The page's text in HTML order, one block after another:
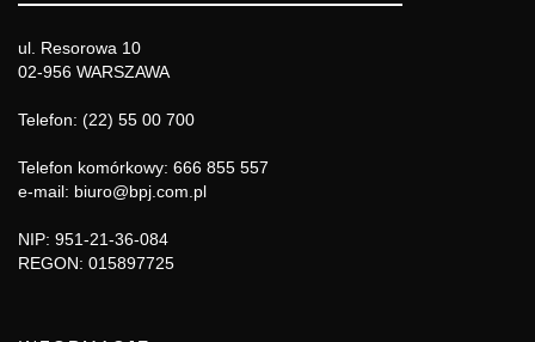
ul. Resorowa 10
02-956 WARSZAWA
Telefon: (22) 55 00 700
Telefon komórkowy: 666 855 557
e-mail: biuro@bpj.com.pl
NIP: 951-21-36-084
REGON: 015897725